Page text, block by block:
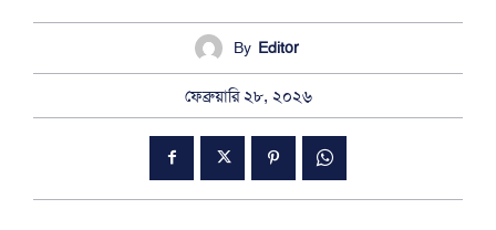
By Editor
ফেব্রুয়ারি ২৮, ২০২৬